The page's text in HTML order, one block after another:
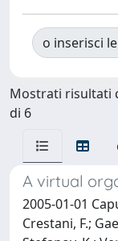
o inserisci
Mostrati risultati
di 6
A virtual
2005-01-01
Crestani, F.;